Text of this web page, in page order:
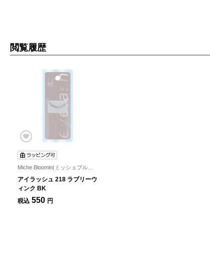
閲覧履歴
アイラッシュ 218 ラブリーウ
ィンク BK
税込 550 円